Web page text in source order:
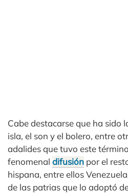
Cabe destacarse que ha sido
isla, el son y el bolero, entre
adalides que tuvo este
fenomenal difusión por el
hispana, entre ellos
de las patrias que lo adoptó